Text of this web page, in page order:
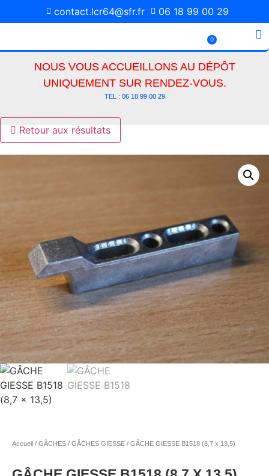
contact.lcr64@sfr.fr 06 18 99 00 29
0
NOUS VOUS ACCUEILLONS AU DÉPÔT
UNIQUEMENT SUR RENDEZ-VOUS.
TEL : 06 18 99 00 29
Retour aux résultats
Accueil / GÂCHES / GÂCHES GIESSE / GÂCHE GIESSE B1518 (8,7 x 13,5)